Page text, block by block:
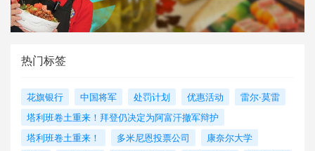
热门标签
花旗银行 中国将军 处罚计划 优惠活动
雷尔·莫雷
塔利班卷土重来！拜登仍决定为阿富汗撤军辩护
塔利班卷土重来！
多米尼恩投票公司
康奈尔大学